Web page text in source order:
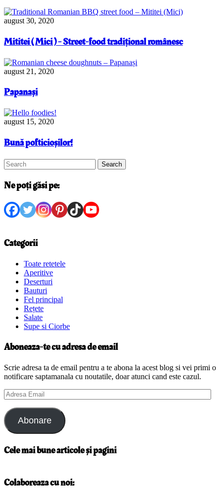
august 30, 2020
Mititei ( Mici ) - Street-food tradițional românesc
august 21, 2020
Papanași
august 15, 2020
Bună pofticioșilor!
Search
Ne poți găsi pe:
Categorii
Toate retetele
Aperitive
Deserturi
Bauturi
Fel principal
Rețete
Salate
Supe si Ciorbe
Aboneaza-te cu adresa de email
Scrie adresa ta de email pentru a te abona la acest blog si vei primi o
notificare saptamanala cu noutatile, doar atunci cand este cazul.
Adresa
Email
Abonare
Cele mai bune articole și pagini
Colaboreaza cu noi: